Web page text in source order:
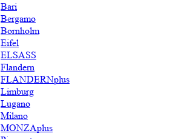
Bari
Bergamo
Bornholm
Eifel
ELSASS
Flandern
FLANDERNplus
Limburg
Lugano
Milano
MONZAplus